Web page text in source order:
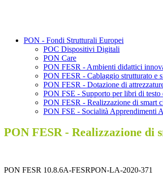
PON - Fondi Strutturali Europei
POC Dispositivi Digitali
PON Care
PON FESR - Ambienti didattici
PON FESR - Cablaggio strutturato e
PON FESR - Dotazione di
PON FSE - Supporto per libri di testo
PON FESR - Realizzazione di smart
PON FSE - Socialità Apprendimenti
PON FESR - Realizzazione di
PON FESR 10.8.6A-FESRPON-LA-2020-371